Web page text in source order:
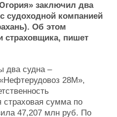
Флот
Галерея флота
Форум
Отзывы
заключил два
судоходной компанией
Об этом
страховщика, пишет
два судна –
28М»,
сумма по
47,207 млн руб. По